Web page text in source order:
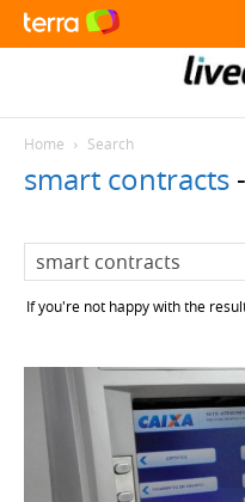
Home Search
smart contracts -
If you're not happy with the